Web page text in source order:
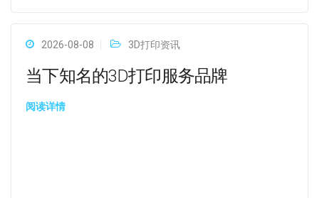
2026-08-08 3D打印资讯
当下知名的3D打印服务品牌
阅读详情